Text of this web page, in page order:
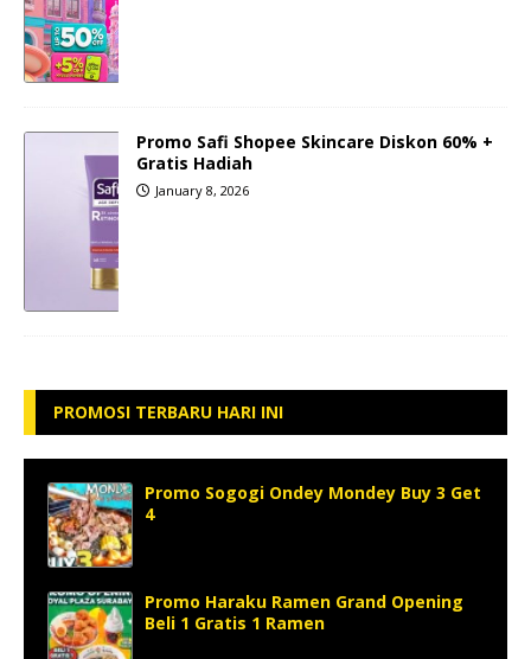
Promo Safi Shopee Skincare Diskon 60% +
Gratis Hadiah
January 8, 2026
PROMOSI TERBARU HARI INI
Promo Sogogi Ondey Mondey Buy 3 Get
4
Promo Haraku Ramen Grand Opening
Beli 1 Gratis 1 Ramen